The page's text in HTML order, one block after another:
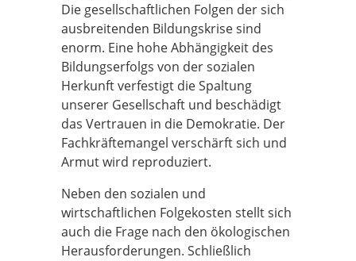
Die gesellschaftlichen Folgen der sich
ausbreitenden Bildungskrise sind
enorm. Eine hohe Abhängigkeit des
Bildungserfolgs von der sozialen
Herkunft verfestigt die Spaltung
unserer Gesellschaft und beschädigt
das Vertrauen in die Demokratie. Der
Fachkräftemangel verschärft sich und
Armut wird reproduziert.
Neben den sozialen und
wirtschaftlichen Folgekosten stellt sich
auch die Frage nach den ökologischen
Herausforderungen. Schließlich